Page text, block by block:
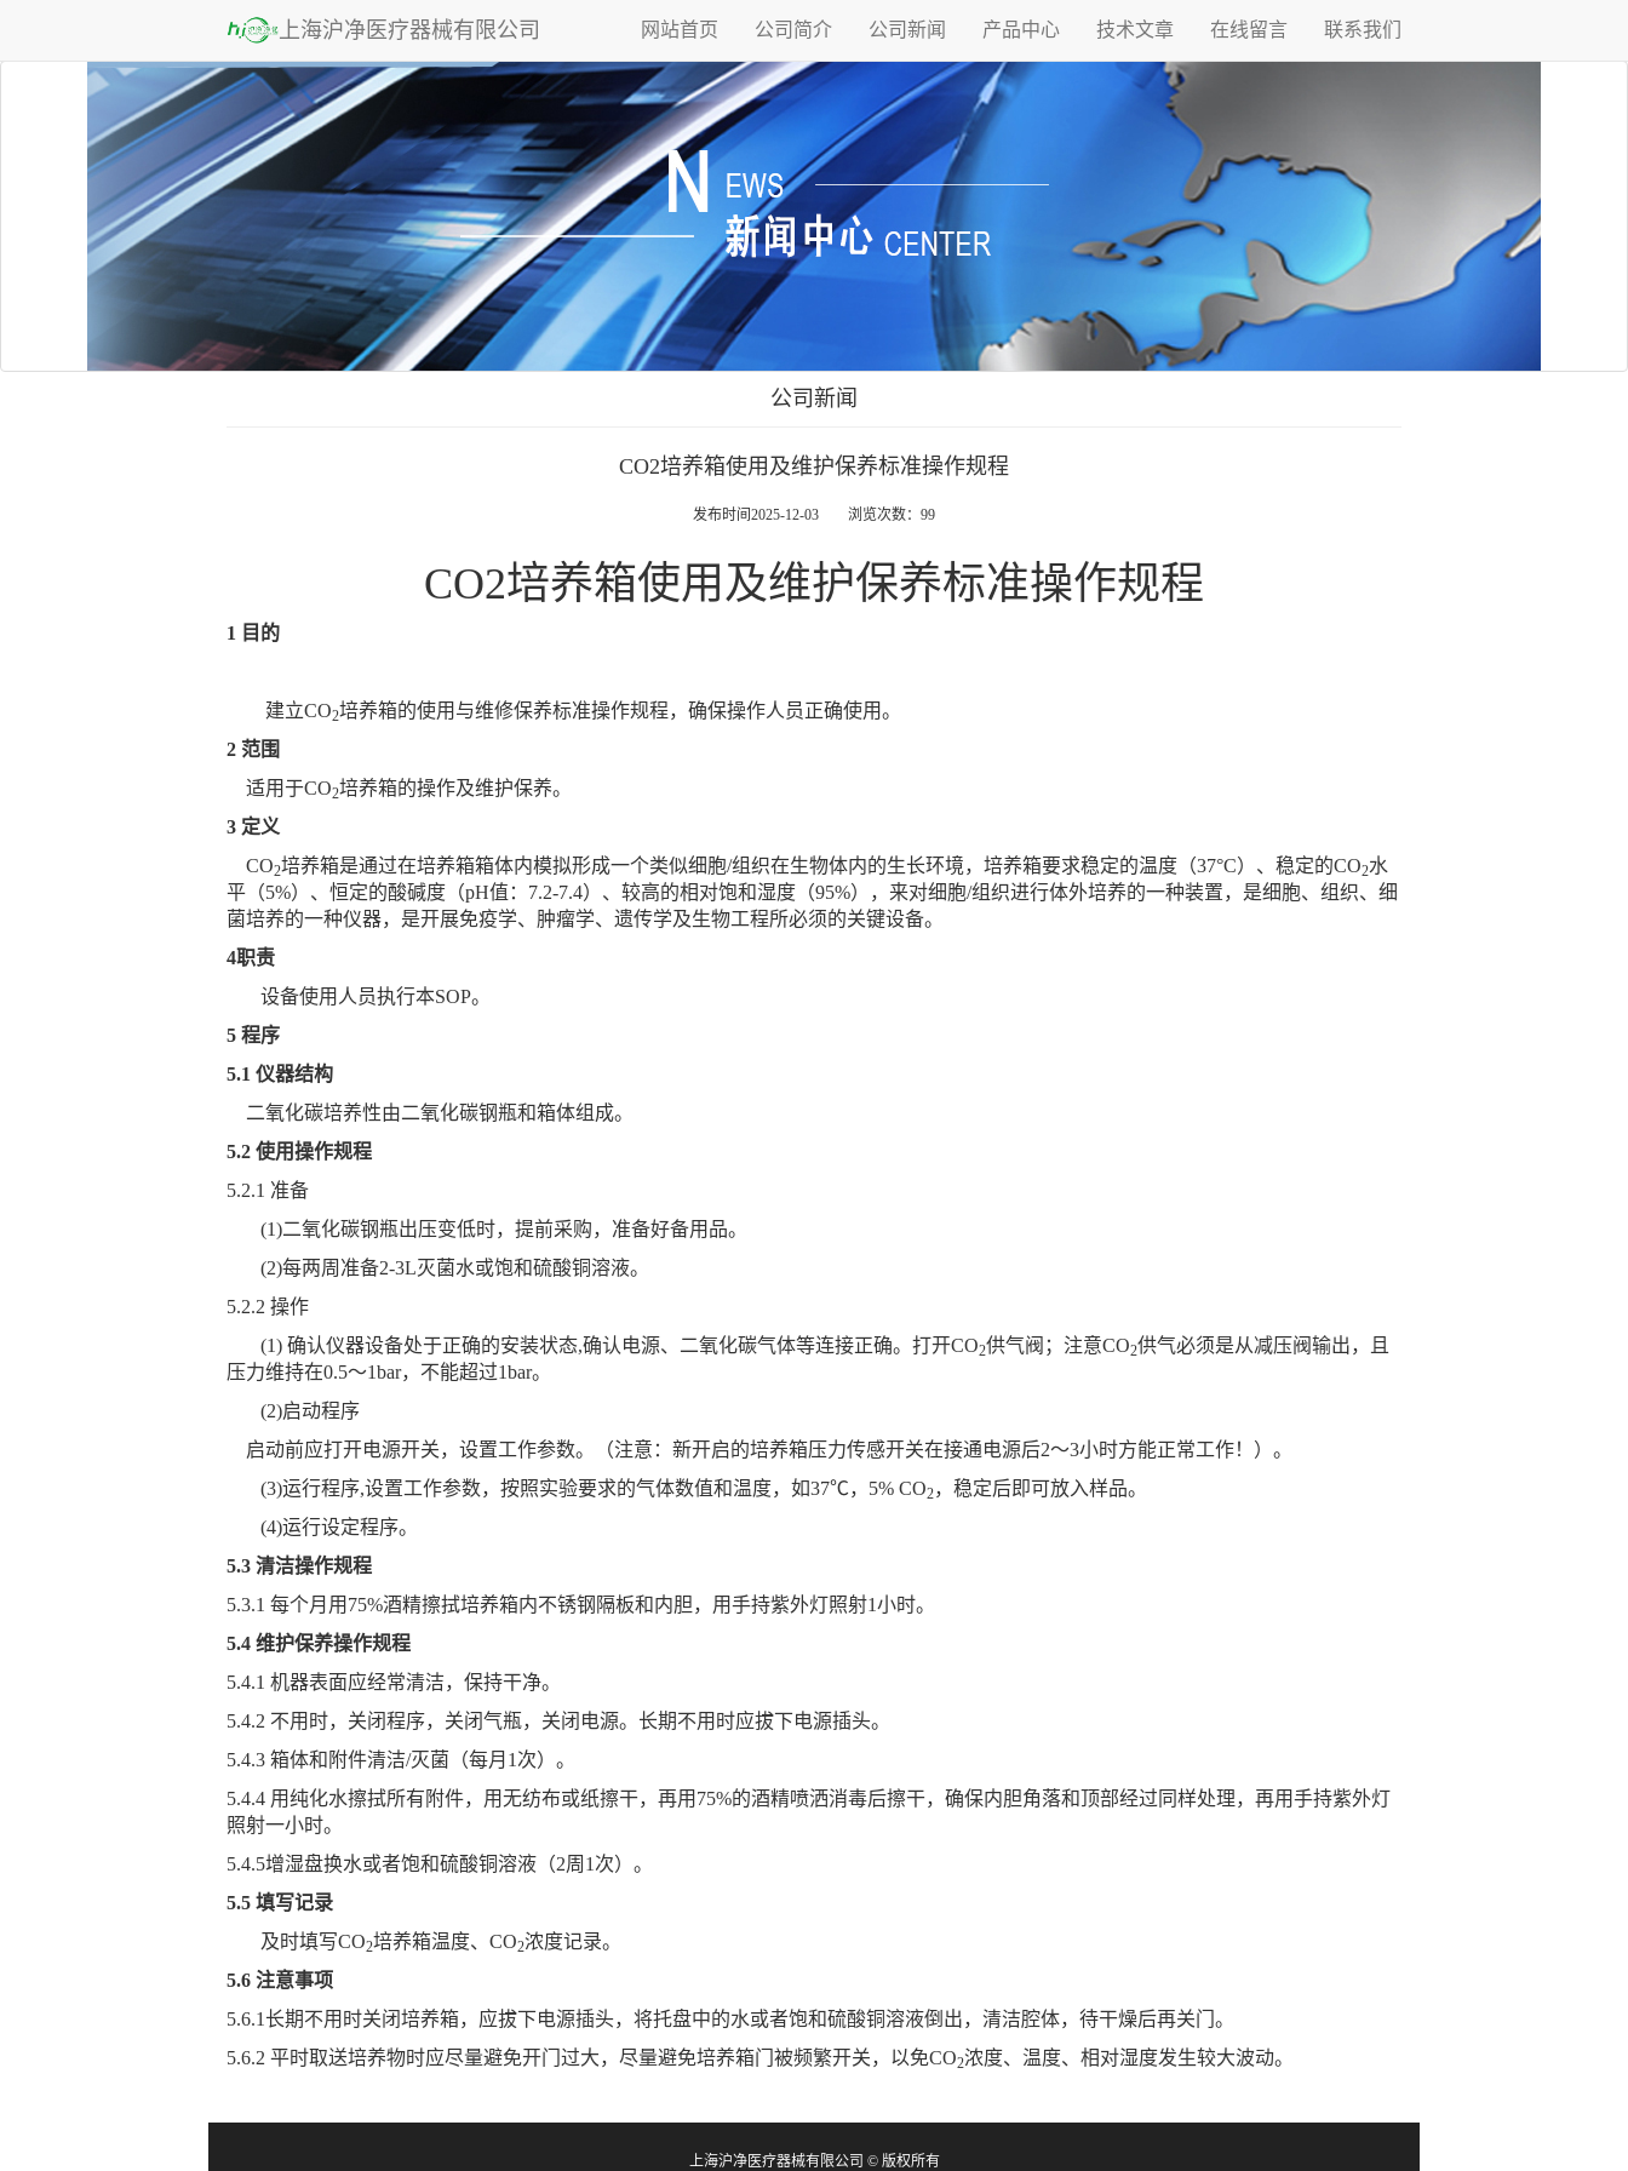
上海沪净医疗器械有限公司 网站首页 公司简介 公司新闻 产品中心 技术文章 在线留言 联系我们
公司新闻
CO2培养箱使用及维护保养标准操作规程
发布时间2025-12-03 浏览次数：99
CO2培养箱使用及维护保养标准操作规程
1 目的
建立CO2培养箱的使用与维修保养标准操作规程，确保操作人员正确使用。
2 范围
适用于CO2培养箱的操作及维护保养。
3 定义
CO2培养箱是通过在培养箱箱体内模拟形成一个类似细胞/组织在生物体内的生长环境，培养箱要求稳定的温度（37°C）、稳定的CO2水
平（5%）、恒定的酸碱度（pH值：7.2-7.4）、较高的相对饱和湿度（95%），来对细胞/组织进行体外培养的一种装置，是细胞、组织、细
菌培养的一种仪器，是开展免疫学、肿瘤学、遗传学及生物工程所必须的关键设备。
4职责
设备使用人员执行本SOP。
5 程序
5.1 仪器结构
二氧化碳培养性由二氧化碳钢瓶和箱体组成。
5.2 使用操作规程
5.2.1 准备
(1)二氧化碳钢瓶出压变低时，提前采购，准备好备用品。
(2)每两周准备2-3L灭菌水或饱和硫酸铜溶液。
5.2.2 操作
(1) 确认仪器设备处于正确的安装状态,确认电源、二氧化碳气体等连接正确。打开CO2供气阀；注意CO2供气必须是从减压阀输出，且
压力维持在0.5～1bar，不能超过1bar。
(2)启动程序
启动前应打开电源开关，设置工作参数。（注意：新开启的培养箱压力传感开关在接通电源后2～3小时方能正常工作！）。
(3)运行程序,设置工作参数，按照实验要求的气体数值和温度，如37℃，5% CO2，稳定后即可放入样品。
(4)运行设定程序。
5.3 清洁操作规程
5.3.1 每个月用75%酒精擦拭培养箱内不锈钢隔板和内胆，用手持紫外灯照射1小时。
5.4 维护保养操作规程
5.4.1 机器表面应经常清洁，保持干净。
5.4.2 不用时，关闭程序，关闭气瓶，关闭电源。长期不用时应拔下电源插头。
5.4.3 箱体和附件清洁/灭菌（每月1次）。
5.4.4 用纯化水擦拭所有附件，用无纺布或纸擦干，再用75%的酒精喷洒消毒后擦干，确保内胆角落和顶部经过同样处理，再用手持紫外灯
照射一小时。
5.4.5增湿盘换水或者饱和硫酸铜溶液（2周1次）。
5.5 填写记录
及时填写CO2培养箱温度、 CO2浓度记录。
5.6 注意事项
5.6.1长期不用时关闭培养箱，应拔下电源插头，将托盘中的水或者饱和硫酸铜溶液倒出，清洁腔体，待干燥后再关门。
5.6.2 平时取送培养物时应尽量避免开门过大，尽量避免培养箱门被频繁开关，以免CO2浓度、温度、相对湿度发生较大波动。
上海沪净医疗器械有限公司 © 版权所有